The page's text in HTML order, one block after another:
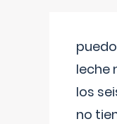
leche
los
no